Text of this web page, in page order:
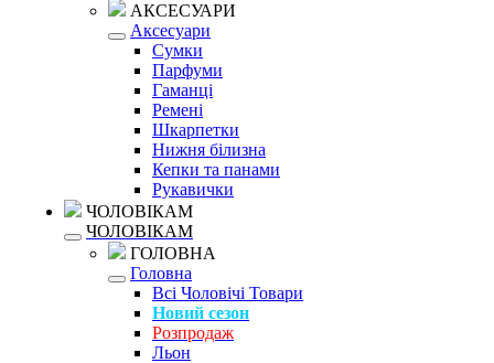
АКСЕСУАРИ
Аксесуари
Сумки
Парфуми
Гаманці
Ремені
Шкарпетки
Нижня білизна
Кепки та панами
Рукавички
ЧОЛОВІКАМ
ЧОЛОВІКАМ
ГОЛОВНА
Головна
Всі Чоловічі Товари
Новий сезон
Розпродаж
Льон